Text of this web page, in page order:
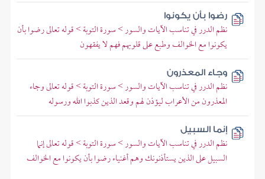
رضوا بأن يكونوا
نظم الدرر في تناسب الآيات والسور > سورة التوبة > قوله تعالى رضوا بأن
يكونوا مع الخوالف وطبع على قلوبهم فهم لا يفقهون
وجاء المعذرون
نظم الدرر في تناسب الآيات والسور > سورة التوبة > قوله تعالى وجاء
المعذرون من الأعراب ليؤذن لهم وقعد الذين كذبوا الله ورسوله
إنما السبيل
نظم الدرر في تناسب الآيات والسور > سورة التوبة > قوله تعالى إنما
السبيل على الذين يستأذنونك وهم أغنياء رضوا بأن يكونوا مع الخوالف